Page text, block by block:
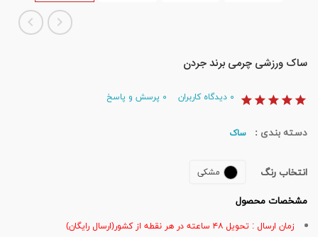
ساک ورزشی چرمی برند جردن
دیدگاه کاربران پرسش و پاسخ
دسته بندی : ساک
انتخاب رنگ مشکی
مشخصات محصول
زمان ارسال : تحویل ۴۸ ساعته در هر نقطه از کشور(ارسال رایگان)